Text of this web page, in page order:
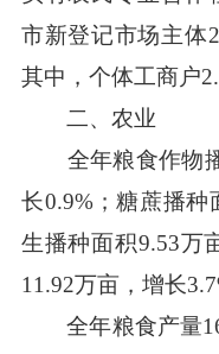
市新登记市场主体
其中，个体工商户
二、农业
全年粮食作物播
长0.9%；糖蔗播种
生播种面积9.53万
11.92万亩，增长
全年粮食产量